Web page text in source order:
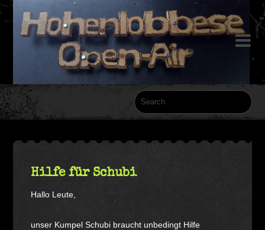

Hilfe für Schubi
Hallo Leute,
unser Kumpel Schubi braucht unbedingt Hilfe